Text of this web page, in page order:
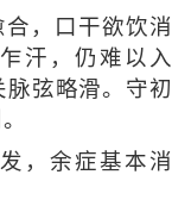
，口干欲饮消
汗，仍难以入
弦略滑。守初
，余症基本消